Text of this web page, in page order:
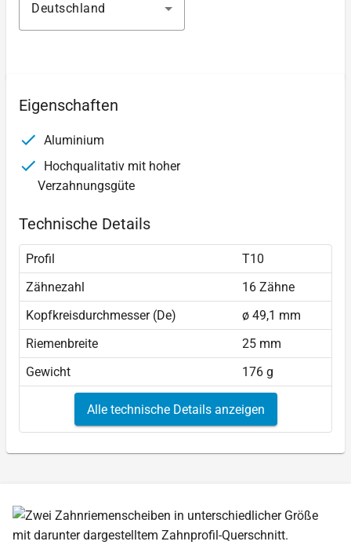
Deutschland
Eigenschaften
Aluminium
Hochqualitativ mit hoher
Verzahnungsgüte
Technische Details
Profil
T10
Zähnezahl
16 Zähne
Kopfkreisdurchmesser (De)
ø 49,1 mm
Riemenbreite
25 mm
Gewicht
176 g
Alle technische Details anzeigen